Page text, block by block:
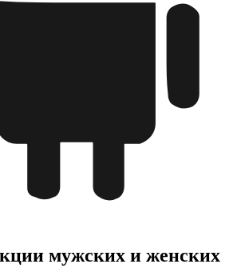
мужских и женских